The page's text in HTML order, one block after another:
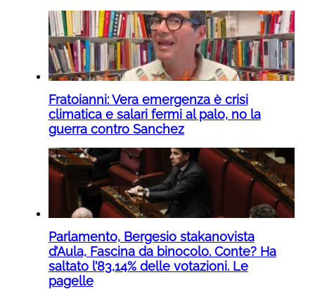
Fratoianni: Vera emergenza è crisi
climatica e salari fermi al palo, no la
guerra contro Sanchez
Parlamento, Bergesio stakanovista
d’Aula, Fascina da binocolo. Conte? Ha
saltato l’83,14% delle votazioni. Le
pagelle